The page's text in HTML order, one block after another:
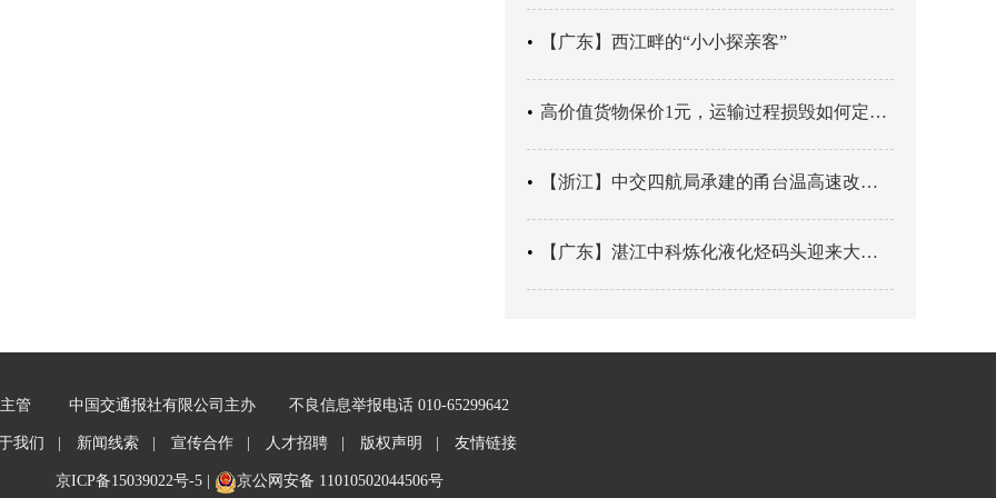
【广东】西江畔的“小小探亲客”
高价值货物保价1元，运输过程损毁如何定责？
【浙江】中交四航局承建的甬台温高速改扩建工程台州南段TJ06标段恢复双向通行
【广东】湛江中科炼化液化烃码头迎来大型外贸液化气船首靠
管 中国交通报社有限公司主办 不良信息举报电话 010-65299642
我们 | 新闻线索 | 宣传合作 | 人才招聘 | 版权声明 | 友情链接
京ICP备15039022号-5| 京公网安备 11010502044506号